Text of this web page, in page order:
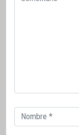
Correo
electrónico